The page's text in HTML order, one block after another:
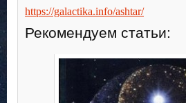
https://galactika.info/ashtar/
Рекомендуем статьи: